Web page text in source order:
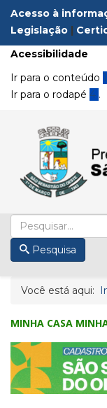
Acesso à
Legislação |
Acessibilidade
Ir para o conteúdo 1
Ir para o rodapé 4 .
Pesquisa
Você está aqui:
MINHA CASA